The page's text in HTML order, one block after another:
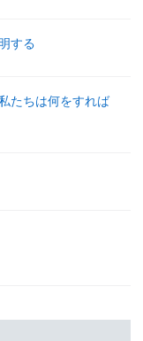
する
たちは何をすれば